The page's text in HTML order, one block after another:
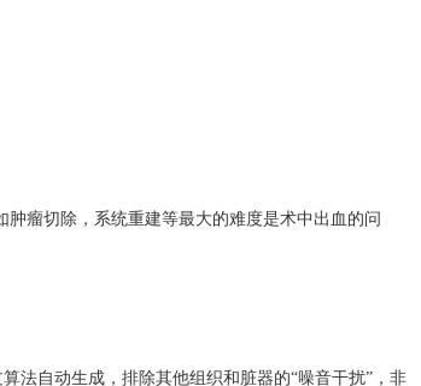
瘤切除，系统重建等最大的难度是术中出血的问
法自动生成，排除其他组织和脏器的“噪音干扰”，非